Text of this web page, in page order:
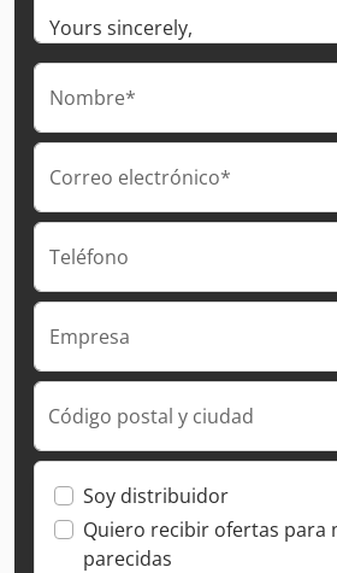
Nombre*
Correo electrónico*
Teléfono
Empresa
Código postal y ciudad
Soy distribuidor
Quiero recibir ofertas para
parecidas